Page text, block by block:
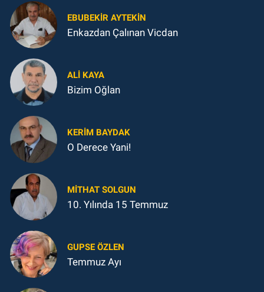
EBUBEKIR AYTEKIN
Enkazdan Çalınan Vicdan
ALI KAYA
Bizim Oğlan
KERIM BAYDAK
O Derece Yani!
MITHAT SOLGUN
10. Yılında 15 Temmuz
GUPSE ÖZLEN
Temmuz Ayı